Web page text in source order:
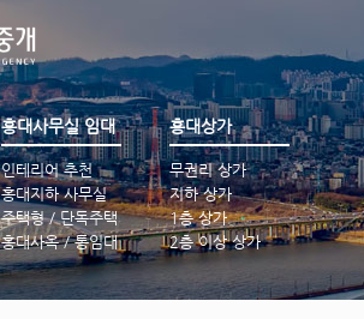
홍대사무실 임대
인테리어 추천
홍대지하 사무실
주택형 / 단독주택
홍대사옥 / 통임대
홍대상가
무권리 상가
지하 상가
1층 상가
2층 이상 상가